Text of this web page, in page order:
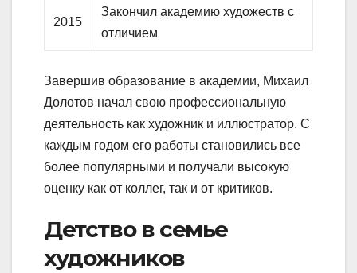
2015
Закончил академию художеств с
отличием
Завершив образование в академии, Михаил
Долотов начал свою профессиональную
деятельность как художник и иллюстратор. С
каждым годом его работы становились все
более популярными и получали высокую
оценку как от коллег, так и от критиков.
Детство в семье
художников